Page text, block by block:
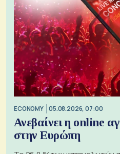
ECONOMY 05.08.2026, 07:00
Ανεβαίνει η online
στην Ευρώπη